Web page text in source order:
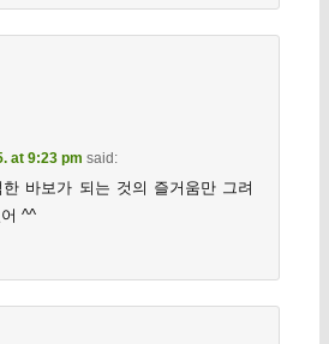
at 9:23 pm said:
바보가 되는 것의 즐거움만 그려
^^